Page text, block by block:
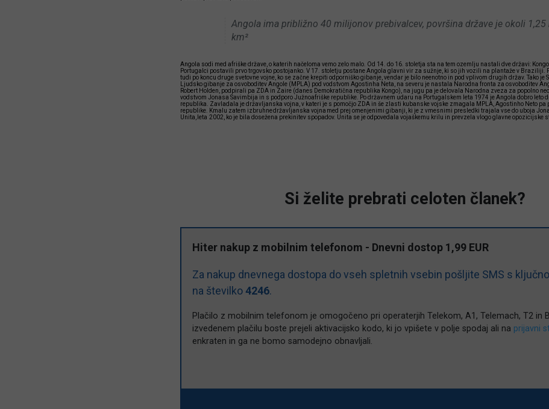
Angola ima približno 40 milijonov prebivalcev, površina države je okoli
km²
Angola sodi med afriške države, o katerih načeloma vemo zelo malo. Od 14. do 16. stoletja sta na tem ozemlju nastali dve državi:
Portugalci postavili prvo trgovsko postojanko. V 17. stoletju postane Angola glavni vir za sužnje, ki so jih vozili na plantaže v Braziliji.
tudi po koncu druge svetovne vojne, ko se začne krepiti odporniško gibanje, vendar je bilo neenotno in pod vplivom drugih držav. Tako je
Ljudsko gibanje za osvoboditev Angole (MPLA) pod vodstvom Agostinha Neta, na severu je nastala Narodna fronta za osvoboditev
Robert Holden, podpirali pa ZDA in Zaire (danes Demokratična republika Kongo), na jugu pa je delovala Narodna zveza za popolno
vodstvom Jonasa Savimbija in s podporo Južnoafriške republike. Po državnem udaru na Portugalskem leta 1974 je Angola dobro leto
republika. Zavladala je državljanska vojna, v kateri je s pomočjo ZDA in še zlasti kubanske vojske zmagala MPLA, Agostinho Neto
republike. Kmalu zatem izbruhne državljanska vojna med prej omenjenimi gibanji, ki je z vmesnimi presledki trajala vse do uboja
Unita, leta 2002, ko je bila dosežena prekinitev spopadov. Unita se je odpovedala vojaškemu krilu in prevzela vlogo glavne opozicijske
Si želite prebrati celoten članek?
Hiter nakup z mobilnim telefonom - Dnevni dostop 1,99 EUR
Za nakup dnevnega dostopa do vseh spletnih vsebin pošljite SMS s
na številko 4246.
Plačilo z mobilnim telefonom je omogočeno pri operaterjih Telekom, A1, Telemach, T2 in
izvedenem plačilu boste prejeli aktivacijsko kodo, ki jo vpišete v polje spodaj ali na prijavni
enkraten in ga ne bomo samodejno obnavljali.